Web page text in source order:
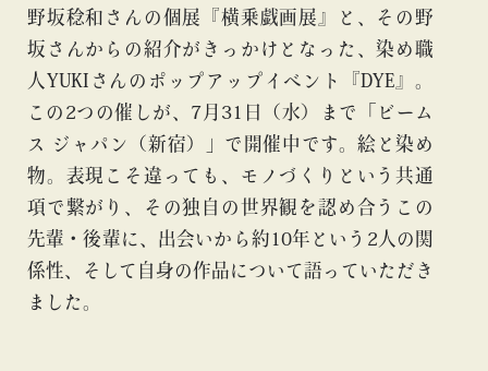
blog blog
野坂稔和さんの個展『横乗戯画展』と、その野
坂さんからの紹介がきっかけとなった、染め職
人YUKIさんのポップアップイベント『DYE』。
この2つの催しが、7月31日（水）まで「ビーム
ス ジャパン（新宿）」で開催中です。絵と染め
物。表現こそ違っても、モノづくりという共通
項で繋がり、その独自の世界観を認め合うこの
先輩・後輩に、出会いから約10年という2人の関
係性、そして自身の作品について語っていただき
ました。